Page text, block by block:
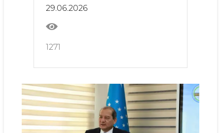
xabar” bering!
29.06.2026
1271